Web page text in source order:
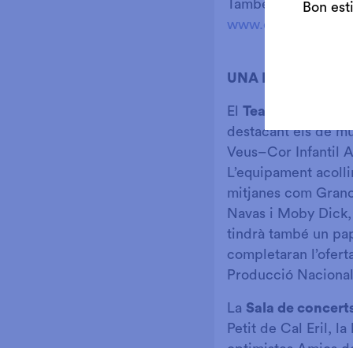
També podeu
www.escenagran.cat
UNA
El Teatre Auditori
destacant els de
Veus–Cor Infantil
L’equipament
mitjanes com
Navas i Moby
tindrà també un
completaran
Producció
La Sala de
Petit de Cal Eril, la
Bon